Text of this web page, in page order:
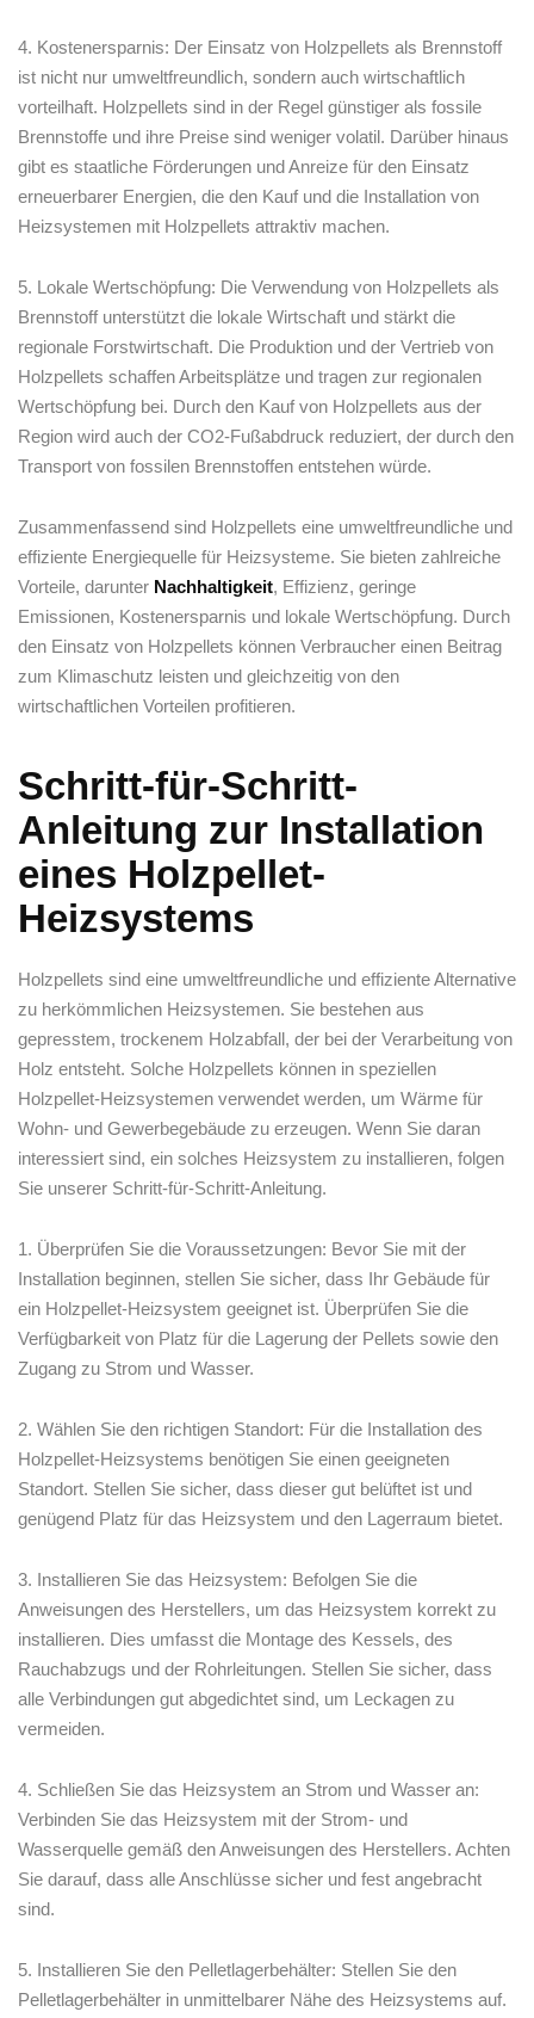
4. Kostenersparnis: Der Einsatz von Holzpellets⁣ als Brennstoff
ist nicht⁣ nur umweltfreundlich, sondern auch⁤ wirtschaftlich
vorteilhaft. Holzpellets sind in der Regel ⁤günstiger als fossile
Brennstoffe⁣ und ihre ‍Preise sind weniger volatil. ⁣Darüber hinaus
gibt es staatliche Förderungen und Anreize für den Einsatz
erneuerbarer​ Energien, die den Kauf und die Installation⁤ von
Heizsystemen‌ mit Holzpellets ‍attraktiv‍ machen.
5. Lokale ⁤Wertschöpfung: Die Verwendung von Holzpellets ‌als
Brennstoff⁣ unterstützt die ⁢lokale Wirtschaft ​und stärkt die​
regionale Forstwirtschaft.⁤ Die Produktion⁢ und der Vertrieb von
Holzpellets schaffen Arbeitsplätze ⁢und tragen zur regionalen
Wertschöpfung bei. ⁢Durch den Kauf von⁣ Holzpellets aus der
‌Region wird auch der CO2-Fußabdruck reduziert,⁣ der durch den
Transport von fossilen Brennstoffen entstehen würde.
Zusammenfassend sind Holzpellets eine umweltfreundliche ​und
effiziente Energiequelle für Heizsysteme. Sie bieten zahlreiche
‌Vorteile, darunter Nachhaltigkeit, Effizienz,⁤ geringe
Emissionen, Kostenersparnis​ und​ lokale‍ Wertschöpfung. Durch
den Einsatz von ​Holzpellets ⁣können Verbraucher einen⁣ Beitrag
zum ⁣Klimaschutz leisten und gleichzeitig von den
wirtschaftlichen Vorteilen⁤ profitieren.
Schritt-für-Schritt-
Anleitung ⁣zur Installation
eines ⁢Holzpellet-
Heizsystems
Holzpellets sind eine umweltfreundliche​ und‍ effiziente Alternative⁣
zu ⁤herkömmlichen Heizsystemen. Sie bestehen ⁣aus
gepresstem, trockenem Holzabfall, ‌der bei der Verarbeitung von
Holz ​entsteht. Solche‌ Holzpellets ⁤können in ​speziellen
⁤Holzpellet-Heizsystemen verwendet werden,‌ um Wärme für
Wohn- und ⁢Gewerbegebäude zu erzeugen. Wenn⁣ Sie daran
interessiert sind,‌ ein solches Heizsystem zu⁣ installieren, folgen
Sie unserer Schritt-für-Schritt-Anleitung.
1. ‌Überprüfen Sie‌ die Voraussetzungen: ​Bevor Sie ⁢mit ⁢der
Installation⁤ beginnen, stellen Sie sicher, dass Ihr⁢ Gebäude für
ein Holzpellet-Heizsystem geeignet ist. Überprüfen⁢ Sie die
⁤Verfügbarkeit von⁢ Platz für die Lagerung der Pellets sowie den
Zugang ​zu Strom und Wasser.
2. Wählen Sie den ​richtigen ⁤Standort: Für⁣ die Installation⁢ des​
Holzpellet-Heizsystems ⁤benötigen Sie ‌einen geeigneten
Standort. Stellen Sie sicher, dass dieser ​gut belüftet ist und
genügend⁤ Platz für das Heizsystem und den Lagerraum bietet.
3. Installieren Sie das​ Heizsystem:‌ Befolgen‍ Sie ⁣die
Anweisungen des⁣ Herstellers, um das Heizsystem korrekt zu
installieren. Dies umfasst ​die Montage des Kessels, des ​
Rauchabzugs und der Rohrleitungen.‌ Stellen ⁢Sie ⁤sicher, dass
⁤alle Verbindungen ⁣gut abgedichtet ⁢sind,​ um‌ Leckagen ⁤zu
vermeiden.
4. Schließen ​Sie ⁤das Heizsystem an Strom und Wasser‍ an:
Verbinden Sie das⁢ Heizsystem ⁢mit der Strom- ⁤und⁤
Wasserquelle‍ gemäß ⁣den Anweisungen des‌ Herstellers.‌ Achten
Sie ⁤darauf, dass alle Anschlüsse sicher ‍und fest angebracht
sind.
5.⁢ Installieren⁤ Sie den⁤ Pelletlagerbehälter: Stellen Sie ​den
Pelletlagerbehälter in unmittelbarer Nähe​ des Heizsystems auf.